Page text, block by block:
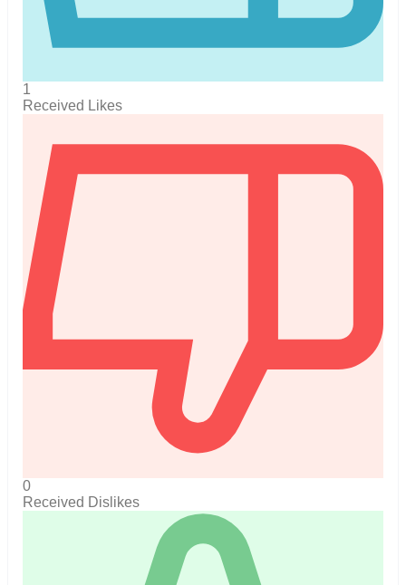
1
Received Likes
0
Received Dislikes